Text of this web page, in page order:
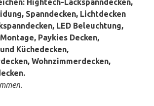
Hightech-Lackspanndecken,
Spanndecken, Lichtdecken
LED Beleuchtung,
Paykies Decken,
Küchedecken,
Wohnzimmerdecken,